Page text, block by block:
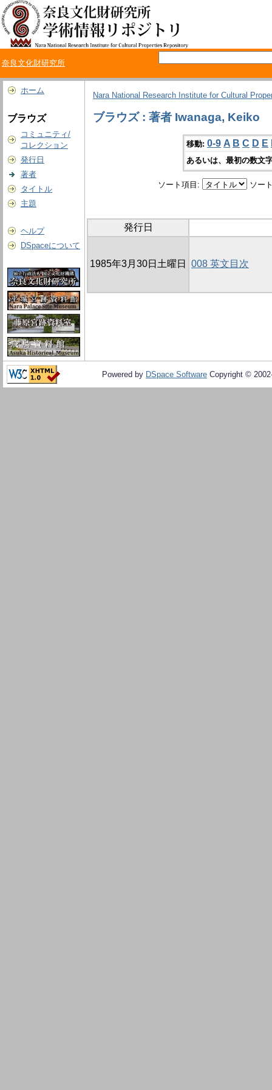
奈良文化財研究所
ホーム
ブラウズ
コミュニティ/
コレクション
発行日
著者
タイトル
主題
ヘルプ
DSpaceについて
Nara National Research Institute for Cultural
ブラウズ : 著者 Iwanaga, Keiko
移動: 0-9 A B C D E
あるいは、最初の数文
ソート項目: ソー
発行日
1985年3月30日土曜日 008 英文目次
Powered by DSpace Software Copyright ©